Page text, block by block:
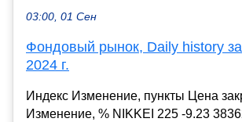
03:00, 01 Сен
Фондовый рынок, Daily history за
2024 г.
Индекс Изменение, пункты Цена
Изменение, % NIKKEI 225 -9.23